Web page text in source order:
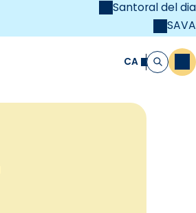
Santoral del dia
SAVA
CA Cerca